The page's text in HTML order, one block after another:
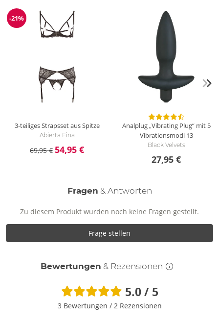
Reduzierung
-21%
3-teiliges Strapsset aus Spitze
Abierta Fina
69,95 € 54,95 €
Analplug „Vibrating Plug“ mit 5
Vibrationsmodi 13
Black Velvets
27,95 €
Fragen & Antworten
Zu diesem Produkt wurden noch keine Fragen gestellt.
Frage stellen
Bewertungen & Rezensionen
5.0 / 5
3 Bewertungen / 2 Rezensionen